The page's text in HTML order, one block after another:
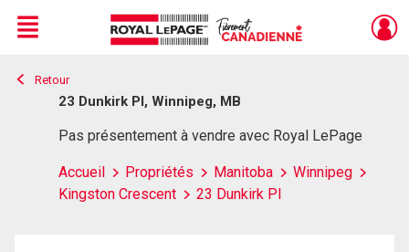
Live
En Direct
Menu
Retour
23 Dunkirk Pl, Winnipeg, MB
Pas présentement à vendre avec Royal LePage
Accueil Propriétés Manitoba
Winnipeg
Kingston Crescent
23 Dunkirk Pl